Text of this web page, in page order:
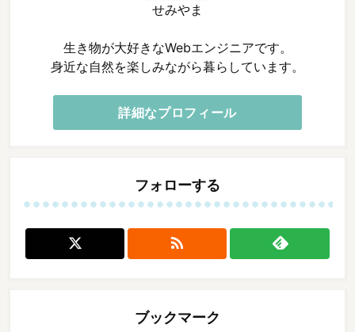
せみやま
生き物が大好きなWebエンジニアです。
身近な自然を楽しみながら暮らしています。
詳細なプロフィール
フォローする

ブックマーク